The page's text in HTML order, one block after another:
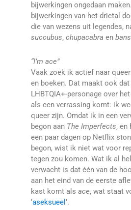
bijwerkingen ongedaan
bijwerkingen van het drietal
die van wezens uit legendes,
succubus, chupacabra en
“I’m ace”
Vaak zoek ik actief naar
en boeken. Dat maakt ook dat
LHBTQIA+-personage over
als een verrassing komt: ik
queer zijn. Omdat ik in een
begon aan The Imperfects, en
een paar dagen op Netflix
begon, wist ik niet wat voor
tegen zou komen. Wat ik al
verwacht is dat één van de
aan het eind van de eerste
kast komt als ace, wat staat
‘aseksueel ’.